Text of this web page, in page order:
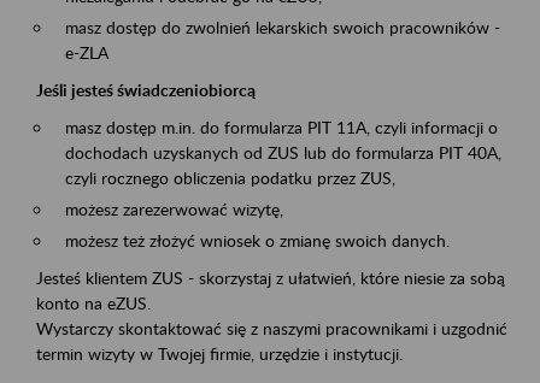
masz dostęp do zwolnień lekarskich swoich pracowników -
e-ZLA
Jeśli jesteś świadczeniobiorcą
masz dostęp m.in. do formularza PIT 11A, czyli informacji o
dochodach uzyskanych od ZUS lub do formularza PIT 40A,
czyli rocznego obliczenia podatku przez ZUS,
możesz zarezerwować wizytę,
możesz też złożyć wniosek o zmianę swoich danych.
Jesteś klientem ZUS - skorzystaj z ułatwień, które niesie za sobą
konto na eZUS.
Wystarczy skontaktować się z naszymi pracownikami i uzgodnić
termin wizyty w Twojej firmie, urzędzie i instytucji.